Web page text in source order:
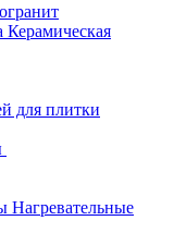
Керамическая
для плитки
Нагревательные